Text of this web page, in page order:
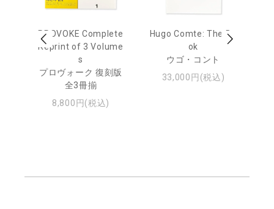
PROVOKE Complete
Reprint of 3 Volume
s
プロヴォーク 復刻版
全3冊揃
8,800円(税込)
Hugo Comte: The Bo
ok
ウゴ・コント
33,000円(税込)